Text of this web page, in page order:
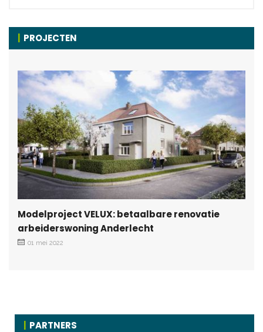
PROJECTEN
Modelproject VELUX: betaalbare renovatie
arbeiderswoning Anderlecht
01 mei 2022
PARTNERS